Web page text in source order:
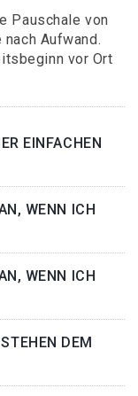
Pauschale von
Aufwand.
vor Ort
EINFACHEN
WENN ICH
WENN ICH
DEM